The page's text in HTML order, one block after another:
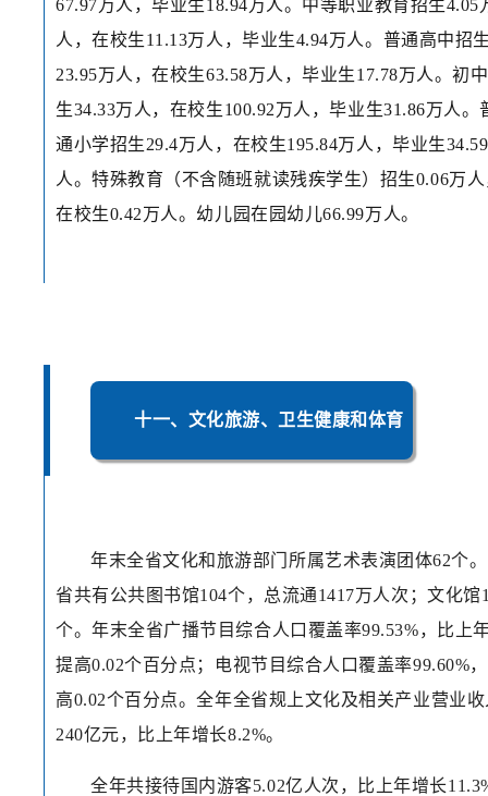
67.97万人，毕业生18.94万人。中等职业教育招生4.05
人，在校生11.13万人，毕业生4.94万人。普通高中招
23.95万人，在校生63.58万人，毕业生17.78万人。初
生34.33万人，在校生100.92万人，毕业生31.86万人。
通小学招生29.4万人，在校生195.84万人，毕业生
人。特殊教育（不含随班就读残疾学生）招生0.06万
在校生0.42万人。幼儿园在园幼儿66.99万人。
十一、文化旅游、卫生健康和体育
年末全省文化和旅游部门所属艺术表演团体62个
省共有公共图书馆104个，总流通1417万人次；文化馆
个。年末全省广播节目综合人口覆盖率99.53%，比上
提高0.02个百分点；电视节目综合人口覆盖率99.60%
高0.02个百分点。全年全省规上文化及相关产业营业
240亿元，比上年增长8.2%。
全年共接待国内游客5.02亿人次，比上年增长